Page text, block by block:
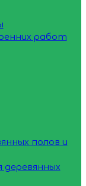
работ
полов и
деревянных